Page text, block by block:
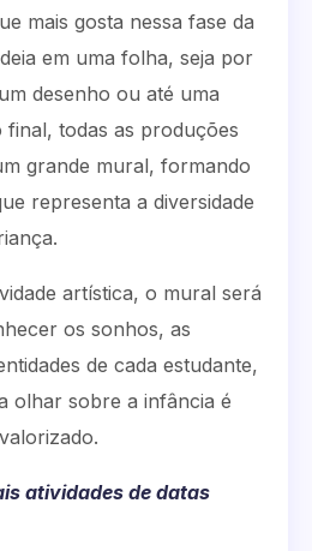
mais gosta nessa fase da
em uma folha, seja por
desenho ou até uma
final, todas as produções
grande mural, formando
representa a diversidade
artística, o mural será
os sonhos, as
de cada estudante,
olhar sobre a infância é
atividades de datas